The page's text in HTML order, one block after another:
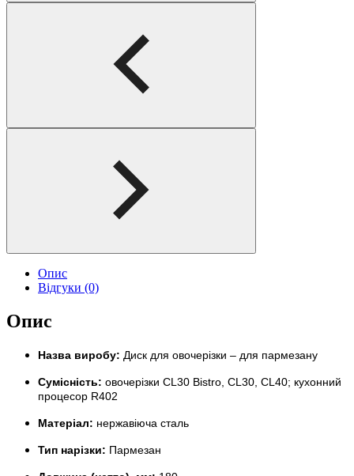
Опис
Відгуки (0)
Опис
Назва виробу: Диск для овочерізки – для пармезану
Сумісність: овочерізки CL30 Bistro, CL30, CL40; кухонний
процесор R402
Матеріал: нержавіюча сталь
Тип нарізки: Пармезан